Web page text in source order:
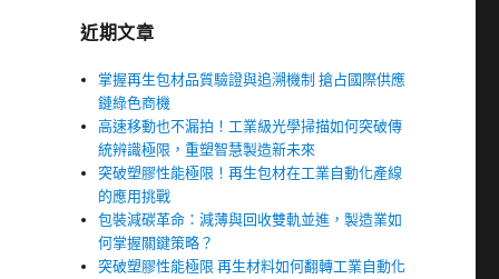
近期文章
掌握再生包材品質驗證與追溯機制 搶占國際供應
鏈綠色商機
高速移動也不漏拍！工業級光學掃描如何突破傳
統辨識極限，重塑智慧製造新未來
突破塑膠性能極限！再生包材在工業自動化產線
的應用挑戰
包裝減碳革命：減薄與回收雙軌並進，製造業如
何掌握關鍵策略？
突破塑膠性能極限 再生材料如何翻轉工業自動化